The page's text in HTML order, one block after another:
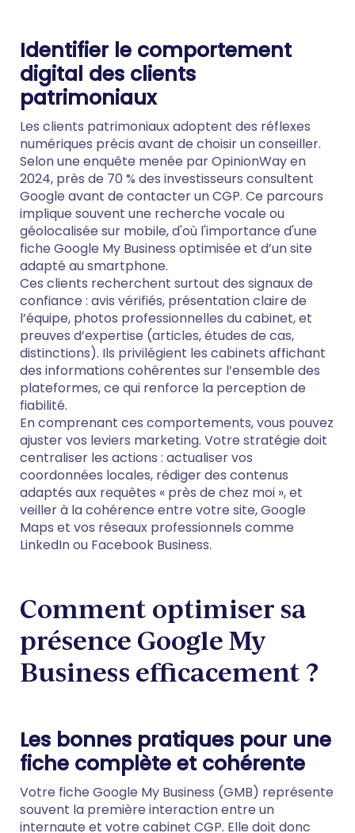
Identifier le comportement
digital des clients
patrimoniaux
Les clients patrimoniaux adoptent des réflexes
numériques précis avant de choisir un conseiller.
Selon une enquête menée par OpinionWay en
2024, près de 70 % des investisseurs consultent
Google avant de contacter un CGP. Ce parcours
implique souvent une recherche vocale ou
géolocalisée sur mobile, d'où l'importance d'une
fiche Google My Business optimisée et d’un site
adapté au smartphone.
Ces clients recherchent surtout des signaux de
confiance : avis vérifiés, présentation claire de
l’équipe, photos professionnelles du cabinet, et
preuves d’expertise (articles, études de cas,
distinctions). Ils privilégient les cabinets affichant
des informations cohérentes sur l’ensemble des
plateformes, ce qui renforce la perception de
fiabilité.
En comprenant ces comportements, vous pouvez
ajuster vos leviers marketing. Votre stratégie doit
centraliser les actions : actualiser vos
coordonnées locales, rédiger des contenus
adaptés aux requêtes « près de chez moi », et
veiller à la cohérence entre votre site, Google
Maps et vos réseaux professionnels comme
LinkedIn ou Facebook Business.
Comment optimiser sa
présence Google My
Business efficacement ?
Les bonnes pratiques pour une
fiche complète et cohérente
Votre fiche Google My Business (GMB) représente
souvent la première interaction entre un
internaute et votre cabinet CGP. Elle doit donc